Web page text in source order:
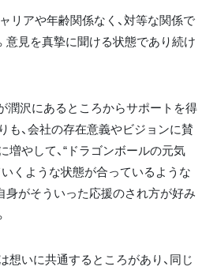
リアや年齢関係なく、対等な関係で
意見を真摯に聞ける状態であり続け
潤沢にあるところからサポートを得
も、会社の存在意義やビジョンに賛
増やして、“ドラゴンボールの元気
くような状態が合っているような
身がそういった応援のされ方が好み
想いに共通するところがあり、同じ